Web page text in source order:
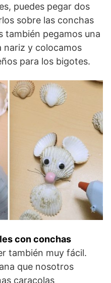
puedes pegar dos
sobre las conchas
también pegamos una
nariz y colocamos
para los bigotes.
con conchas
también muy fácil.
que nosotros
caracolas